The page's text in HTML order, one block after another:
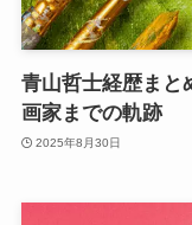
青山哲士経歴まと
画家までの軌跡
2025年8月30日